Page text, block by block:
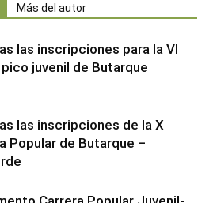
Más del autor
las inscripciones para la VI
pico juvenil de Butarque
las inscripciones de la X
Popular de Butarque –